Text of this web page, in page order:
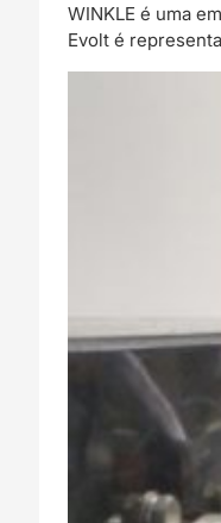
WINKLE é uma
Evolt é